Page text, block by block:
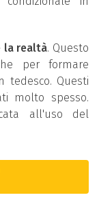
la realtà. Questo
per formare
tedesco. Questi
molto spesso.
all'uso del